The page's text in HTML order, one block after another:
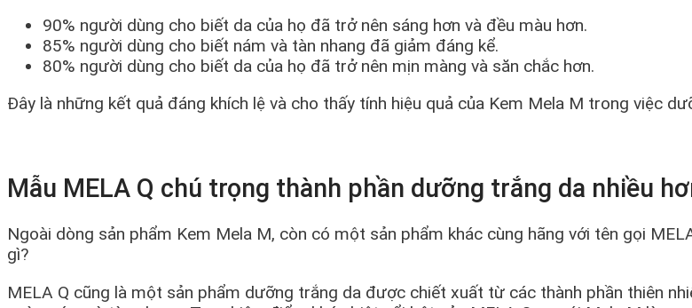
90% người dùng cho biết da của họ đã trở nên sáng hơn và đều màu hơn.
85% người dùng cho biết nám và tàn nhang đã giảm đáng kể.
80% người dùng cho biết da của họ đã trở nên mịn màng và săn chắc hơn.
Đây là những kết quả đáng khích lệ và cho thấy tính hiệu quả của Kem Mela M trong việc
Mẫu MELA Q chú trọng thành phần dưỡng trắng da nhiều
Ngoài dòng sản phẩm Kem Mela M, còn có một sản phẩm khác cùng hãng với tên gọi
gì?
MELA Q cũng là một sản phẩm dưỡng trắng da được chiết xuất từ các thành phần thiên